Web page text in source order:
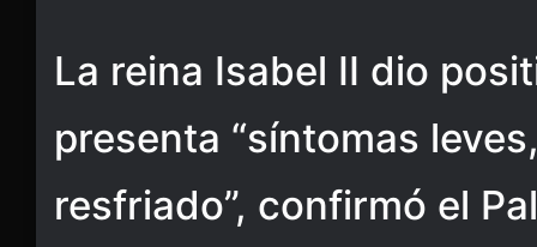
La reina Isabel II dio
presenta “síntomas
resfriado”, confirmó el